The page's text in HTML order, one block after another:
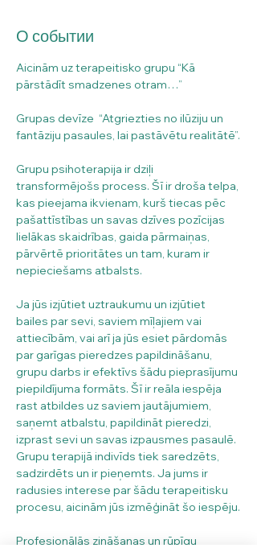
О событии
Aicinām uz terapeitisko grupu “Kā
pārstādīt smadzenes otram…”
Grupas devīze  “Atgriezties no ilūziju un
fantāziju pasaules, lai pastāvētu realitātē”.
Grupu psihoterapija ir dziļi
transformējošs process. Šī ir droša telpa,
kas pieejama ikvienam, kurš tiecas pēc
pašattīstības un savas dzīves pozīcijas
lielākas skaidrības, gaida pārmaiņas,
pārvērtē prioritātes un tam, kuram ir
nepieciešams atbalsts.
Ja jūs izjūtiet uztraukumu un izjūtiet
bailes par sevi, saviem mīļajiem vai
attiecībām, vai arī ja jūs esiet pārdomās
par garīgas pieredzes papildināšanu,
grupu darbs ir efektīvs šādu pieprasījumu
piepildījuma formāts. Šī ir reāla iespēja
rast atbildes uz saviem jautājumiem,
saņemt atbalstu, papildināt pieredzi,
izprast sevi un savas izpausmes pasaulē.
Grupu terapijā indivīds tiek saredzēts,
sadzirdēts un ir pieņemts. Ja jums ir
radusies interese par šādu terapeitisku
procesu, aicinām jūs izmēģināt šo iespēju.
Profesionālās zināšanas un rūpīgu